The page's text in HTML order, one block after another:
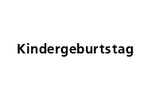
Kindergeburtstag